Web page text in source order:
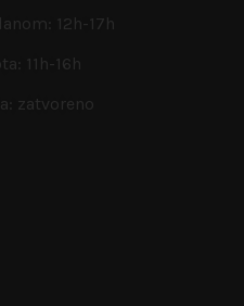
12h-17h
11h-16h
zatvoreno